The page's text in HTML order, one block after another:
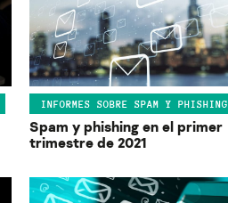
INFORMES SOBRE SPAM Y PHISHING
Spam y phishing en el primer
trimestre de 2021